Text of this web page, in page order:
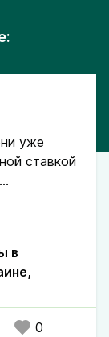
уже
ставкой
НАТО
придется
шагах
в
0